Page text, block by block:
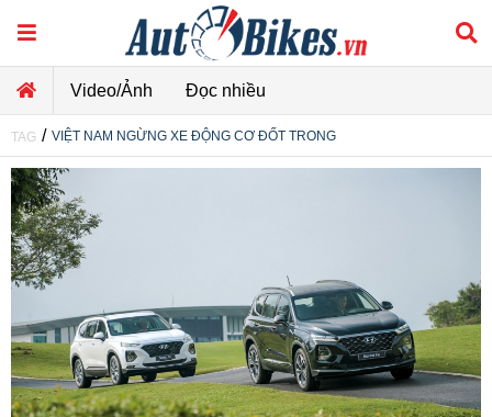
Video/Ảnh Đọc nhiều
TAG / VIỆT NAM NGỪNG XE ĐỘNG CƠ ĐỐT TRONG